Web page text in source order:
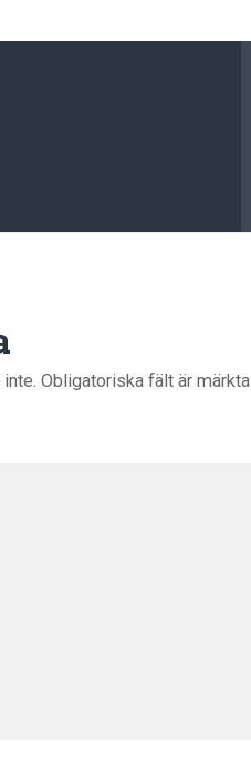
Obligatoriska fält är märkta